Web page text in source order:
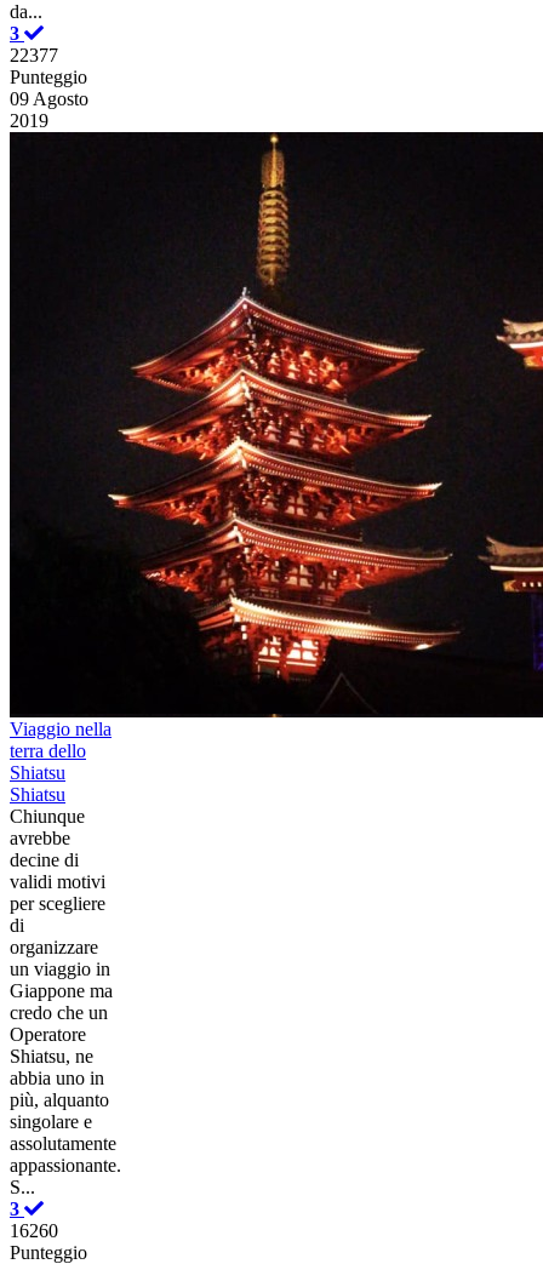
da...
3
22377
Punteggio
09 Agosto
2019
Viaggio nella
terra dello
Shiatsu
Shiatsu
Chiunque
avrebbe
decine di
validi motivi
per scegliere
di
organizzare
un viaggio in
Giappone ma
credo che un
Operatore
Shiatsu, ne
abbia uno in
più, alquanto
singolare e
assolutamente
appassionante.
S...
3
16260
Punteggio